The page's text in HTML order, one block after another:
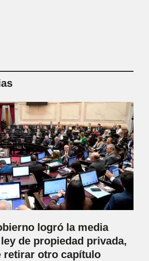
logró la media
de propiedad privada,
retirar otro capítulo